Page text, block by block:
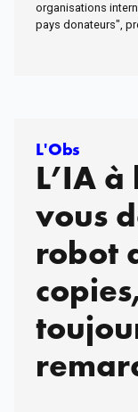
organisations
pays donateurs",
L'Obs
L’IA à
vous
robot